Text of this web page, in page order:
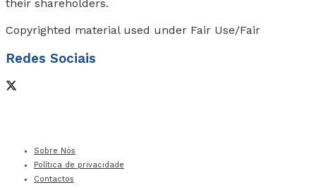
their shareholders.
Copyrighted material used under Fair Use/Fair
Redes Sociais
Sobre Nós
Política de privacidade
Contactos